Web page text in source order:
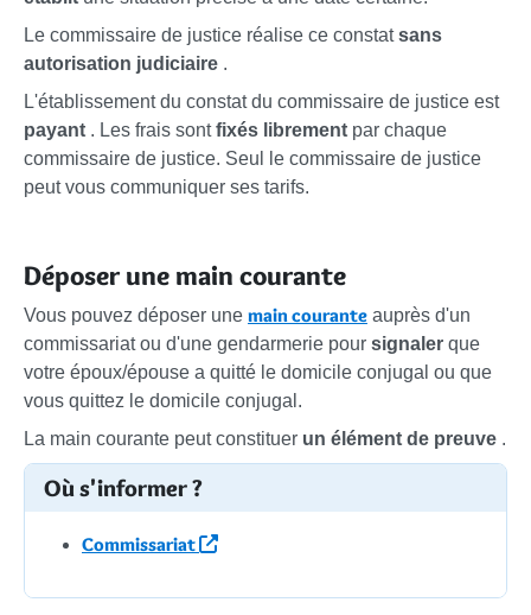
Le commissaire de justice réalise ce constat sans
autorisation judiciaire .
L'établissement du constat du commissaire de justice est
payant . Les frais sont fixés librement par chaque
commissaire de justice. Seul le commissaire de justice
peut vous communiquer ses tarifs.
Déposer une main courante
Vous pouvez déposer une main courante auprès d'un
commissariat ou d'une gendarmerie pour signaler que
votre époux/épouse a quitté le domicile conjugal ou que
vous quittez le domicile conjugal.
La main courante peut constituer un élément de preuve .
Où s'informer ?
Commissariat